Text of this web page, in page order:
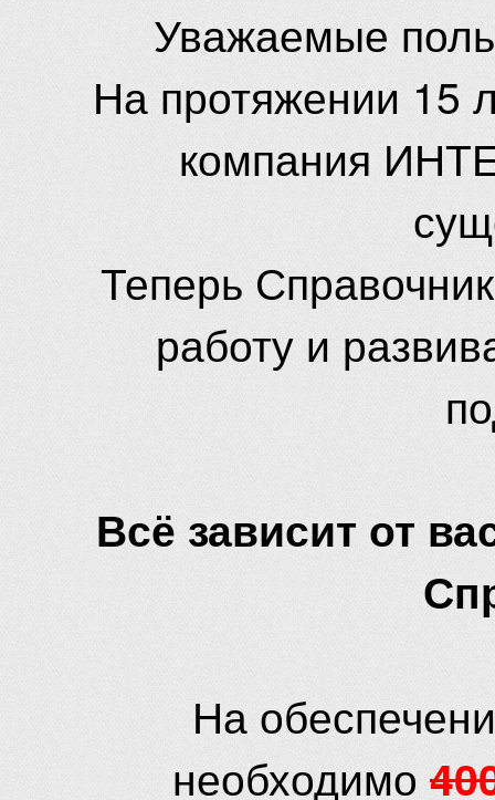
Уважаемые
На протяжении 15
компания
Теперь
работу и
Всё зависит от
На
необходимо